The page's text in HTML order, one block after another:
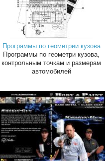
Программы по геометрии кузова
Программы по геометри кузова,
контрольным точкам и размерам
автомобилей